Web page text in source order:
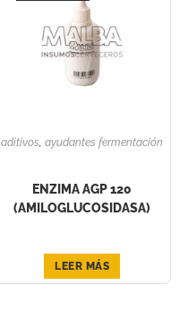
aditivos,ayudantes fermentación
ENZIMA AGP 120
(AMILOGLUCOSIDASA)
LEER MÁS